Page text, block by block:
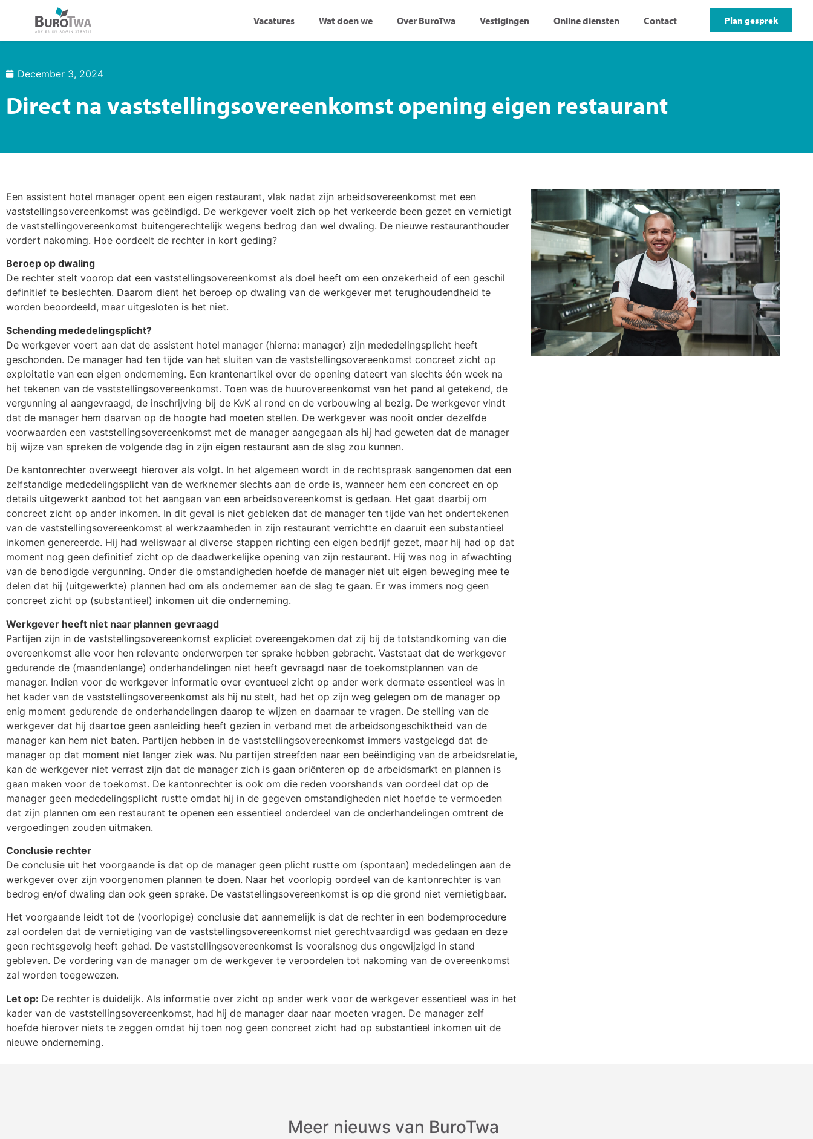
Vacatures Wat doen we Over BuroTwa Vestigingen Online diensten Contact Plan gesprek
December 3, 2024
Direct na vaststellingsovereenkomst opening eigen restaurant
Een assistent hotel manager opent een eigen restaurant, vlak nadat zijn arbeidsovereenkomst met een
vaststellingsovereenkomst was geëindigd. De werkgever voelt zich op het verkeerde been gezet en vernietigt
de vaststellingovereenkomst buitengerechtelijk wegens bedrog dan wel dwaling. De nieuwe restauranthouder
vordert nakoming. Hoe oordeelt de rechter in kort geding?
Beroep op dwaling
De rechter stelt voorop dat een vaststellingsovereenkomst als doel heeft om een onzekerheid of een geschil
definitief te beslechten. Daarom dient het beroep op dwaling van de werkgever met terughoudendheid te
worden beoordeeld, maar uitgesloten is het niet.
Schending mededelingsplicht?
De werkgever voert aan dat de assistent hotel manager (hierna: manager) zijn mededelingsplicht heeft
geschonden. De manager had ten tijde van het sluiten van de vaststellingsovereenkomst concreet zicht op
exploitatie van een eigen onderneming. Een krantenartikel over de opening dateert van slechts één week na
het tekenen van de vaststellingsovereenkomst. Toen was de huurovereenkomst van het pand al getekend, de
vergunning al aangevraagd, de inschrijving bij de KvK al rond en de verbouwing al bezig. De werkgever vindt
dat de manager hem daarvan op de hoogte had moeten stellen. De werkgever was nooit onder dezelfde
voorwaarden een vaststellingsovereenkomst met de manager aangegaan als hij had geweten dat de manager
bij wijze van spreken de volgende dag in zijn eigen restaurant aan de slag zou kunnen.
De kantonrechter overweegt hierover als volgt. In het algemeen wordt in de rechtspraak aangenomen dat een
zelfstandige mededelingsplicht van de werknemer slechts aan de orde is, wanneer hem een concreet en op
details uitgewerkt aanbod tot het aangaan van een arbeidsovereenkomst is gedaan. Het gaat daarbij om
concreet zicht op ander inkomen. In dit geval is niet gebleken dat de manager ten tijde van het ondertekenen
van de vaststellingsovereenkomst al werkzaamheden in zijn restaurant verrichtte en daaruit een substantieel
inkomen genereerde. Hij had weliswaar al diverse stappen richting een eigen bedrijf gezet, maar hij had op dat
moment nog geen definitief zicht op de daadwerkelijke opening van zijn restaurant. Hij was nog in afwachting
van de benodigde vergunning. Onder die omstandigheden hoefde de manager niet uit eigen beweging mee te
delen dat hij (uitgewerkte) plannen had om als ondernemer aan de slag te gaan. Er was immers nog geen
concreet zicht op (substantieel) inkomen uit die onderneming.
Werkgever heeft niet naar plannen gevraagd
Partijen zijn in de vaststellingsovereenkomst expliciet overeengekomen dat zij bij de totstandkoming van die
overeenkomst alle voor hen relevante onderwerpen ter sprake hebben gebracht. Vaststaat dat de werkgever
gedurende de (maandenlange) onderhandelingen niet heeft gevraagd naar de toekomstplannen van de
manager. Indien voor de werkgever informatie over eventueel zicht op ander werk dermate essentieel was in
het kader van de vaststellingsovereenkomst als hij nu stelt, had het op zijn weg gelegen om de manager op
enig moment gedurende de onderhandelingen daarop te wijzen en daarnaar te vragen. De stelling van de
werkgever dat hij daartoe geen aanleiding heeft gezien in verband met de arbeidsongeschiktheid van de
manager kan hem niet baten. Partijen hebben in de vaststellingsovereenkomst immers vastgelegd dat de
manager op dat moment niet langer ziek was. Nu partijen streefden naar een beëindiging van de arbeidsrelatie,
kan de werkgever niet verrast zijn dat de manager zich is gaan oriënteren op de arbeidsmarkt en plannen is
gaan maken voor de toekomst. De kantonrechter is ook om die reden voorshands van oordeel dat op de
manager geen mededelingsplicht rustte omdat hij in de gegeven omstandigheden niet hoefde te vermoeden
dat zijn plannen om een restaurant te openen een essentieel onderdeel van de onderhandelingen omtrent de
vergoedingen zouden uitmaken.
Conclusie rechter
De conclusie uit het voorgaande is dat op de manager geen plicht rustte om (spontaan) mededelingen aan de
werkgever over zijn voorgenomen plannen te doen. Naar het voorlopig oordeel van de kantonrechter is van
bedrog en/of dwaling dan ook geen sprake. De vaststellingsovereenkomst is op die grond niet vernietigbaar.
Het voorgaande leidt tot de (voorlopige) conclusie dat aannemelijk is dat de rechter in een bodemprocedure
zal oordelen dat de vernietiging van de vaststellingsovereenkomst niet gerechtvaardigd was gedaan en deze
geen rechtsgevolg heeft gehad. De vaststellingsovereenkomst is vooralsnog dus ongewijzigd in stand
gebleven. De vordering van de manager om de werkgever te veroordelen tot nakoming van de overeenkomst
zal worden toegewezen.
Let op: De rechter is duidelijk. Als informatie over zicht op ander werk voor de werkgever essentieel was in het
kader van de vaststellingsovereenkomst, had hij de manager daar naar moeten vragen. De manager zelf
hoefde hierover niets te zeggen omdat hij toen nog geen concreet zicht had op substantieel inkomen uit de
nieuwe onderneming.
Meer nieuws van BuroTwa